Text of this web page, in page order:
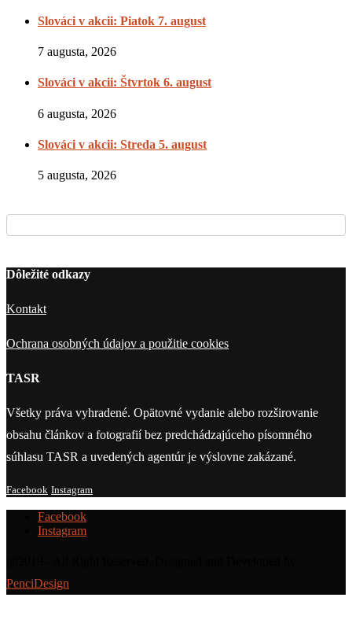
Slováci v akcii: Piatok 7. august
7 augusta, 2026
Slováci v akcii: Štvrtok 6. august
6 augusta, 2026
Slováci v akcii: Streda 5. august
5 augusta, 2026
Dôležité odkazy
Kontakt
Ochrana osobných údajov a použitie cookies
TASR
Všetky práva vyhradené. Opätovné vydanie alebo rozširovanie
obsahu článkov a fotografií bez predchádzajúceho písomného
súhlasu TASR a uvedených agentúr je výslovne zakázané.
Facebook Instagram
Facebook
Instagram
PenciDesign